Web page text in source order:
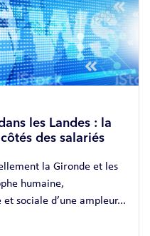
les Landes : la
des salariés
la Gironde et les
humaine,
sociale d’une ampleur...